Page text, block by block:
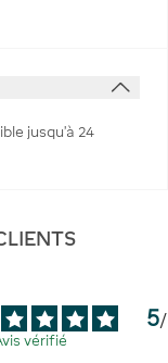
jusqu’à 24
5/
vérifié